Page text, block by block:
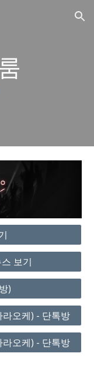
Skip to navigation
보기
)
오케) - 단톡방
오케) - 단톡방